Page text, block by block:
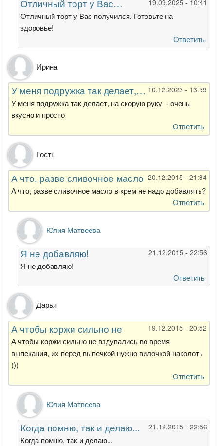
рецепт
от
Татьяна
19.09.2025 - 10:41
Отличный торт у Вас…
Отличный торт у Вас получился. Готовьте на
здоровье!
Ответить
Ирина
10.12.2023 - 13:59
У меня подружка так делает,…
У меня подружка так делает, на скорую руку, - очень
вкусно и просто
Ответить
Гость
20.12.2015 - 21:34
А что, разве сливочное масло
А что, разве сливочное масло в крем не надо добавлять?
Ответить
Ответ
на
А
что,
разве
масло
от
Юлия Матвеева
21.12.2015 - 22:56
Я не добавляю!
Я не добавляю!
Ответить
Дарья
19.12.2015 - 20:52
А чтобы коржи сильно не
А чтобы коржи сильно не вздувались во время
выпекания, их перед выпечкой нужно вилочкой наколоть
)))
Ответить
Ответ
на
А
чтобы
коржи
Юлия Матвеева
21.12.2015 - 22:56
Когда помню, так и делаю...
Когда помню, так и делаю...